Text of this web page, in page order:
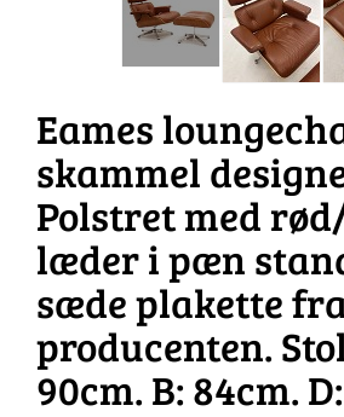
Eames
skammel
Polstret med
læder i pæn
sæde plakette
producenten.
90cm. B: 84cm.